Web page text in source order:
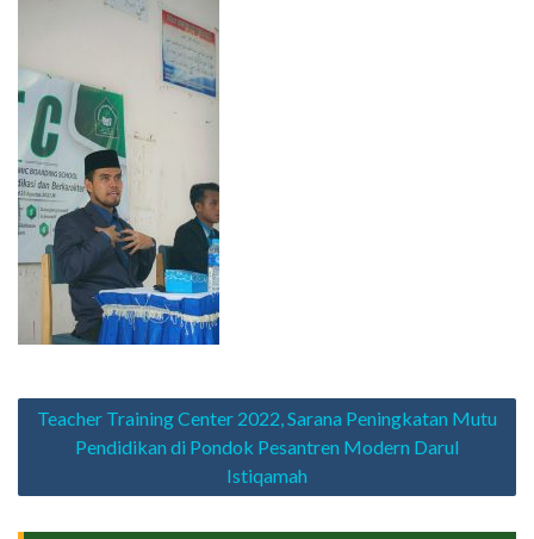
Navigasi
Teacher Training Center 2022, Sarana Peningkatan Mutu
Pendidikan di Pondok Pesantren Modern Darul
Istiqamah